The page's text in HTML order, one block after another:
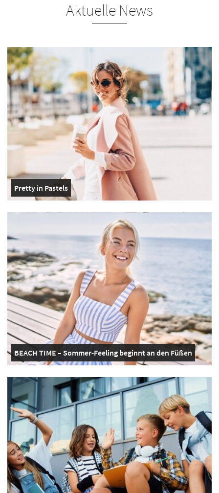
Aktuelle News
Pretty in Pastels
BEACH TIME – Sommer-Feeling beginnt an den Füßen